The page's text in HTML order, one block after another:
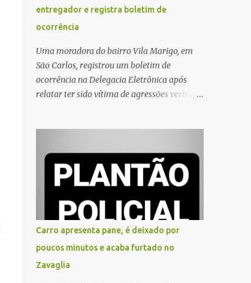
entregador e registra boletim de
ocorrência
Uma moradora do bairro Vila Marigo, em
São Carlos, registrou um boletim de
ocorrência na Delegacia Eletrônica após
relatar ter sido vítima de agressões verbais
feira (31). A mulher afirmou que o
entregador teria acionado o interfone de
forma equivocada e, em seguida, passou a
atenção de moradores e de pessoas que
estavam nas proximidades. Ainda conforme
o registro policial, a vítima relatou que, ao
receber a entrega, voltou a ser ofendida com
palavras de baixo calão e insultos. Ela
Carro apresenta pane, é deixado por
poucos minutos e acaba furtado no
Zavaglia